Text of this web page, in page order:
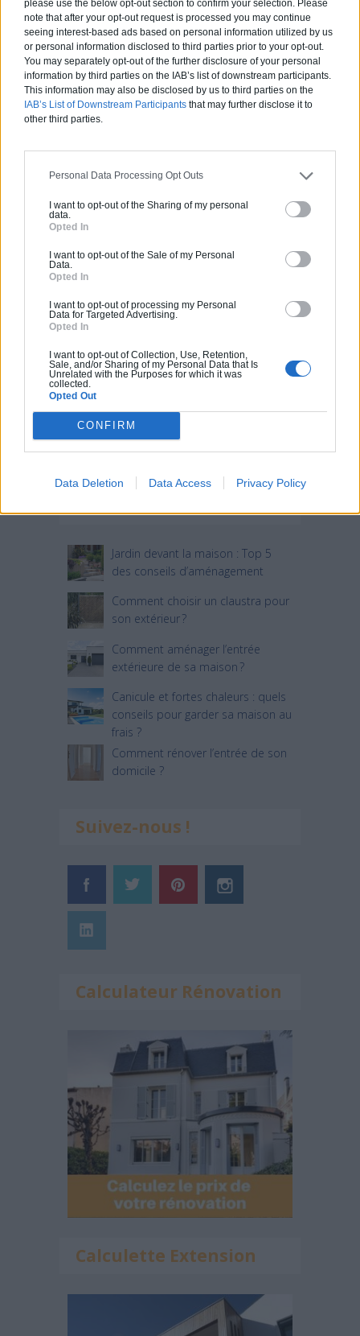
please use the below opt-out section to confirm your selection. Please
note that after your opt-out request is processed you may continue
seeing interest-based ads based on personal information utilized by us
or personal information disclosed to third parties prior to your opt-out.
You may separately opt-out of the further disclosure of your personal
information by third parties on the IAB’s list of downstream participants.
This information may also be disclosed by us to third parties on the
IAB’s List of Downstream Participants that may further disclose it to
other third parties.
Personal Data Processing Opt Outs
I want to opt-out of the Sharing of my personal
data.
Opted In
I want to opt-out of the Sale of my Personal
Data.
Opted In
I want to opt-out of processing my Personal
Data for Targeted Advertising.
Opted In
I want to opt-out of Collection, Use, Retention,
Sale, and/or Sharing of my Personal Data that Is
Unrelated with the Purposes for which it was
collected.
Opted Out
CONFIRM
Data Deletion Data Access Privacy Policy
Maison contemporaine en bord de mer
Comment optimiser un petit studio !
Estimez gratuitement
votre projet
Jardin devant la maison : Top 5
des conseils d’aménagement
Comment choisir un claustra pour
son extérieur ?
Comment aménager l’entrée
extérieure de sa maison ?
Canicule et fortes chaleurs : quels
conseils pour garder sa maison au
frais ?
Comment rénover l’entrée de son
domicile ?
Suivez-nous !
Calculateur Rénovation
Calculette Extension